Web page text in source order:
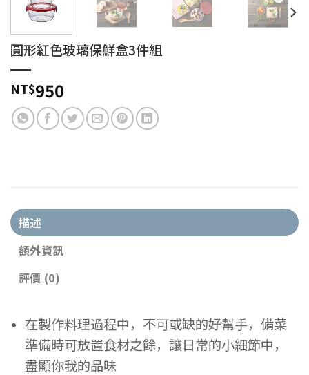
圓形紅色玻璃保鮮盒3件組
NT$950
描述
額外資訊
評價 (0)
在製作料理過程中，不可或缺的好幫手，備菜
準備時可放置食材之餘，讓日常的小細節中，
盡顯你我的品味